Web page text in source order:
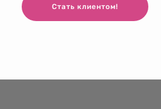
Стать клиентом!